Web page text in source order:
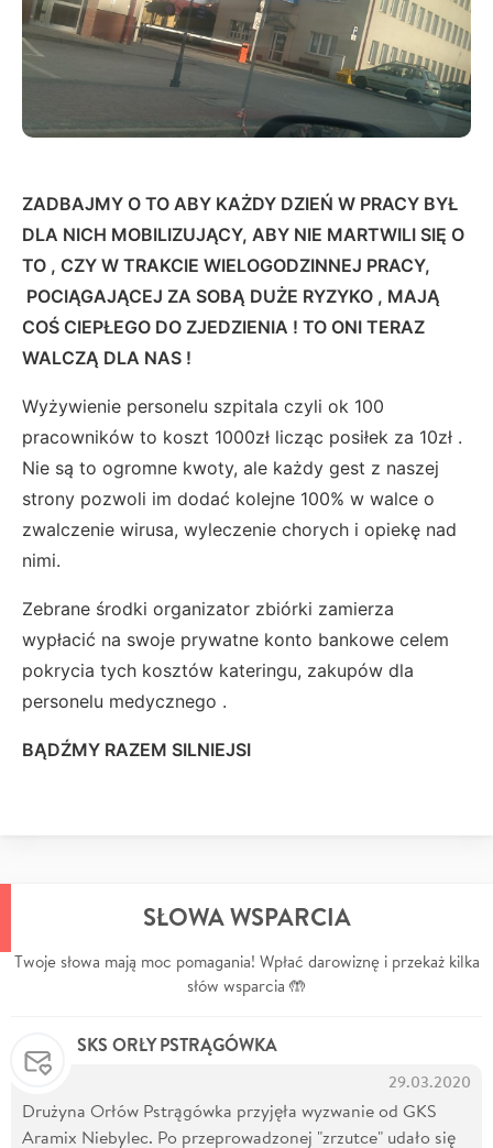
ZADBAJMY O TO ABY KAŻDY DZIEŃ W PRACY BYŁ
DLA NICH MOBILIZUJĄCY, ABY NIE MARTWILI SIĘ O
TO , CZY W TRAKCIE WIELOGODZINNEJ PRACY,
POCIĄGAJĄCEJ ZA SOBĄ DUŻE RYZYKO , MAJĄ
COŚ CIEPŁEGO DO ZJEDZIENIA ! TO ONI TERAZ
WALCZĄ DLA NAS !
Wyżywienie personelu szpitala czyli ok 100
pracowników to koszt 1000zł licząc posiłek za 10zł .
Nie są to ogromne kwoty, ale każdy gest z naszej
strony pozwoli im dodać kolejne 100% w walce o
zwalczenie wirusa, wyleczenie chorych i opiekę nad
nimi.
Zebrane środki organizator zbiórki zamierza
wypłacić na swoje prywatne konto bankowe celem
pokrycia tych kosztów kateringu, zakupów dla
personelu medycznego .
BĄDŹMY RAZEM SILNIEJSI
SŁOWA WSPARCIA
Twoje słowa mają moc pomagania! Wpłać darowiznę i przekaż kilka
słów wsparcia 🤲
SKS ORŁY PSTRĄGÓWKA
29.03.2020
Drużyna Orłów Pstrągówka przyjęła wyzwanie od GKS
Aramix Niebylec. Po przeprowadzonej "zrzutce" udało się